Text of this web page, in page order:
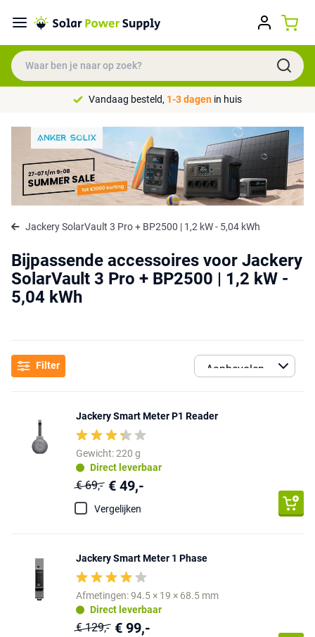
Vandaag besteld, 1-3 dagen in huis
Jackery SolarVault 3 Pro + BP2500 | 1,2 kW - 5,04 kWh
Bijpassende accessoires voor Jackery
SolarVault 3 Pro + BP2500 | 1,2 kW -
5,04 kWh
Filter
Jackery Smart Meter P1 Reader
Gewicht: 220 g
Direct leverbaar
€ 69,- € 49,-
Vergelijken
Jackery Smart Meter 1 Phase
Afmetingen: 94.5 × 19 × 68.5 mm
Direct leverbaar
€ 129,- € 99,-